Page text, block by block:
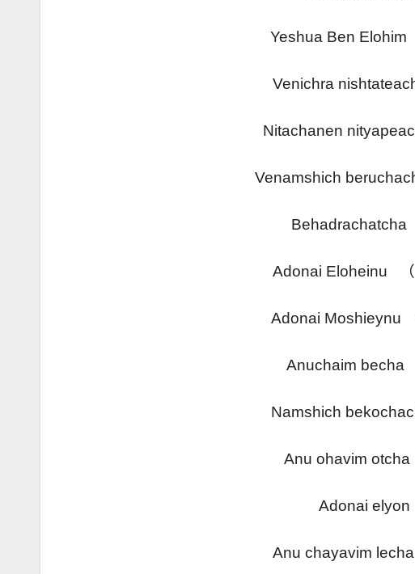
Yeshua Ben Elohim
Venichra
Nitachanen
Venamshich
Behadrachatcha
Adonai Eloheinu （
Adonai Moshieynu
Anuchaim becha
Namshich
Anu ohavim otcha
Adonai elyon
Anu chayavim lecha